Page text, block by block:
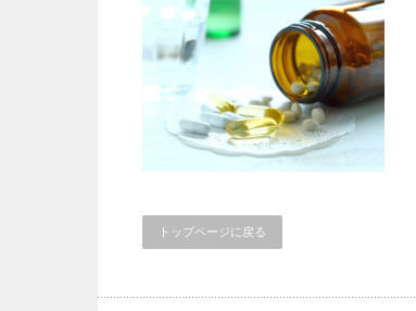
トップページに戻る